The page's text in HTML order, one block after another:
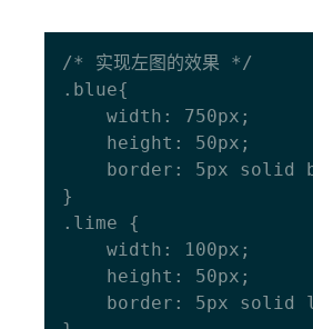
/* 实现左图的效果 */
.blue{
}
.lime {